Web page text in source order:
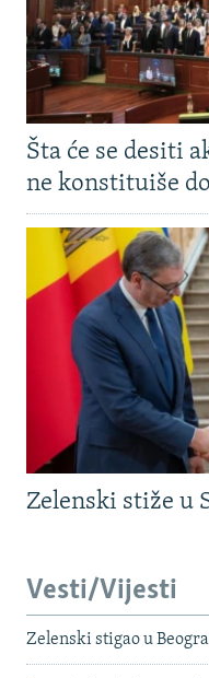
Šta će se desiti
ne konstituiše
Zelenski stiže u
Vesti/Vijesti
Zelenski stigao u